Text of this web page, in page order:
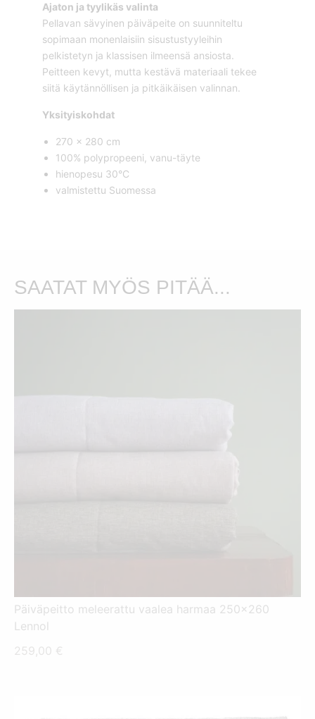
Ajaton ja tyylikäs valinta
Pellavan sävyinen päiväpeite on suunniteltu
sopimaan monenlaisiin sisustustyyleihin
pelkistetyn ja klassisen ilmeensä ansiosta.
Peitteen kevyt, mutta kestävä materiaali tekee
siitä käytännöllisen ja pitkäikäisen valinnan.
Yksityiskohdat
270 x 280 cm
100% polypropeeni, vanu-täyte
hienopesu 30°C
valmistettu Suomessa
SAATAT MYÖS PITÄÄ...
Päiväpeitto meleerattu vaalea harmaa 250x260
Lennol
259,00 €